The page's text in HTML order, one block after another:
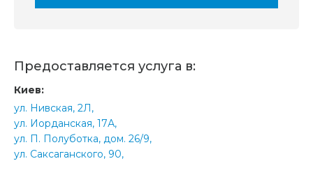
Предоставляется услуга в:
Киев:
ул. Нивская, 2Л,
ул. Иорданская, 17А,
ул. П. Полуботка, дом. 26/9,
ул. Саксаганского, 90,